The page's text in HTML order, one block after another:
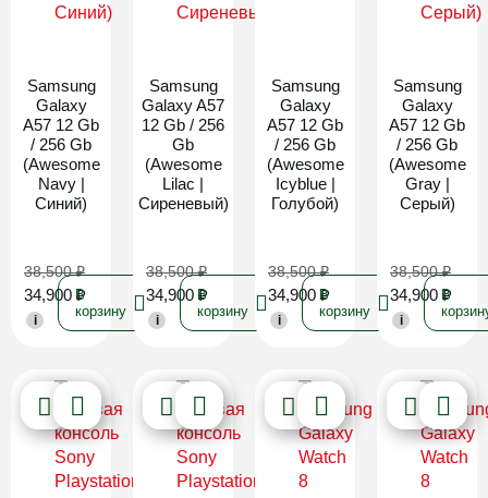
Samsung
Galaxy
A57 12 Gb
/ 256 Gb
(Awesome
Navy |
Синий)
38,500₽
34,900 ₽
i
В
корзину
Samsung
Galaxy A57
12 Gb / 256
Gb
(Awesome
Lilac |
Сиреневый)
38,500₽
34,900 ₽
i
В
корзину
Samsung
Galaxy
A57 12 Gb
/ 256 Gb
(Awesome
Icyblue |
Голубой)
38,500₽
34,900 ₽
i
В
корзину
Samsung
Galaxy
A57 12 Gb
/ 256 Gb
(Awesome
Gray |
Серый)
38,500₽
34,900 ₽
i
В